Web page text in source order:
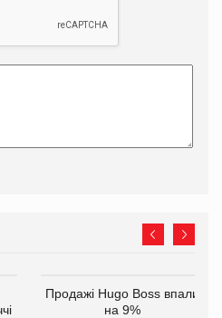
Продажі Hugo Boss впали
на 9%